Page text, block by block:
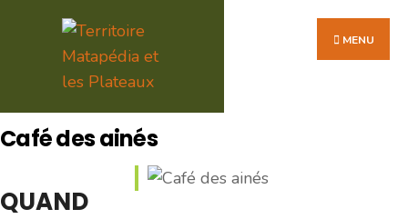
content
MENU
Café des ainés
QUAND
for: